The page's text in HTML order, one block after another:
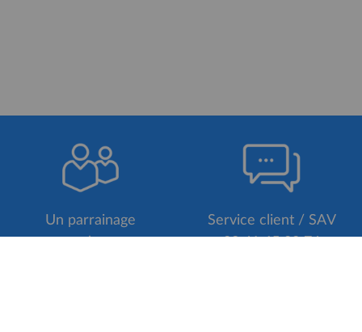
Un parrainage
Service client / SAV